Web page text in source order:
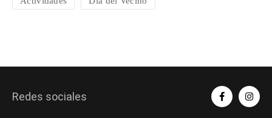
Redes sociales